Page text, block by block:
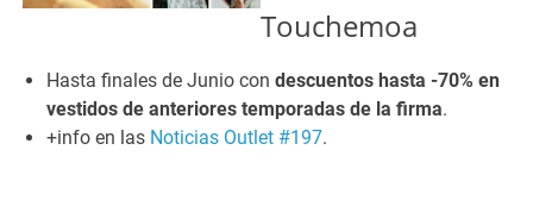
Touchemoa
Hasta finales de Junio condescuentos hasta -70% en
vestidos de anteriores temporadas de la firma.
+info en las Noticias Outlet #197.